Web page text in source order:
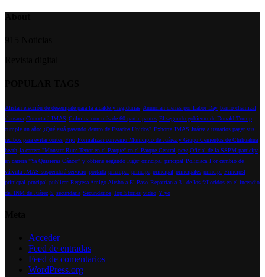
Alistan elección de desempate para la alcalde y regidurias Anuncian cierres por Labor Day barrio chamizal
clausura Conectará JMAS Culmina con más de 60 participantes El segundo gobierno de Donald Trump
cumple un año: ¿Qué está pasando dentro de Estados Unidos? Exhorta JMAS Juárez a usuarios pagar sus
recibos para evitar cortes Fijo Formalizan convenio Municipio de Juárez y Grupo Cementos de Chihuahua
heath la carrera "Monster Run: Terror en el Parque" en el Parque Central new Oficial de la SSPM participa
en carrera "Ya Quisieras Cáncer" y obtiene segundo lugar orincipal pincipal Policiaca Por cambio de
válvula JMAS suspenderá servicio portada pricnipal principa principal principales principl Principsl
prinicpal prncipal publicar Regresa Amigo Airsho a El Paso Repatrían a 31 de los fallecidos en el incendio
del INM de Juárez S secundaria Secundarios Top Stories video Y yo
Acceder
Feed de entradas
Feed de comentarios
WordPress.org